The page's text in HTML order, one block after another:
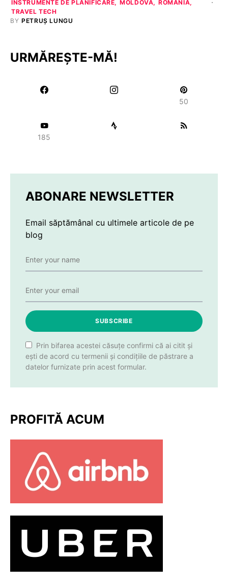
INSTRUMENTE DE PLANIFICARE MOLDOVA
ROMANIA
TRAVEL TECH
BY PETRUȘ LUNGU
URMĂREȘTE-MĂ!
50
185
ABONARE NEWSLETTER
Email săptămânal cu ultimele articole de pe
blog
SUBSCRIBE
Prin bifarea acestei căsuțe confirmi că ai citit și
ești de acord cu termenii și condițiile de păstrare a
datelor furnizate prin acest formular.
PROFITĂ ACUM